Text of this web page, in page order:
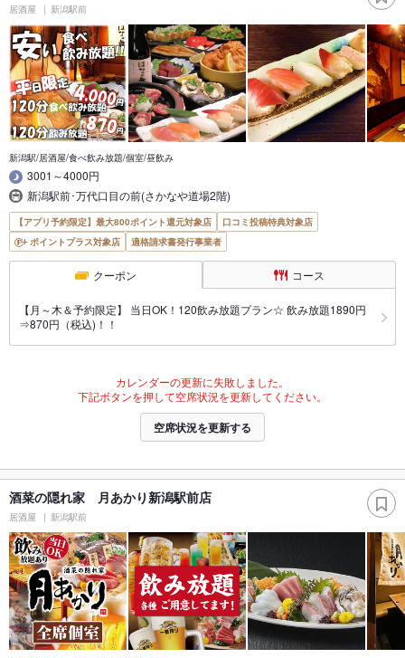
居酒屋 新潟駅前
新潟駅/居酒屋/食べ飲み放題/個室/昼飲み
3001～4000円
新潟駅前･万代口目の前(さかなや道場2階)
【アプリ予約限定】最大800ポイント還元対象店
口コミ投稿特典対象店
ポイントプラス対象店
適格請求書発行事業者
クーポン コース
【月～木＆予約限定】 当日OK！120飲み放題プラン☆ 飲み放題1890円
⇒870円（税込)！！
カレンダーの更新に失敗しました。
下記ボタンを押して空席状況を更新してください。
空席状況を更新する
酒菜の隠れ家 月あかり新潟駅前店
居酒屋 新潟駅前